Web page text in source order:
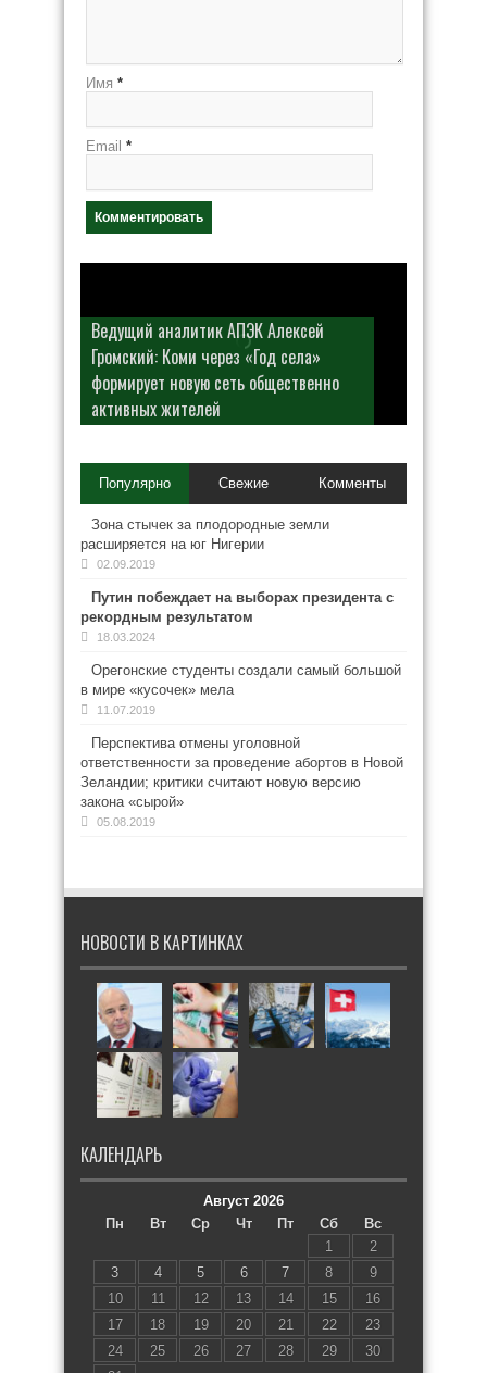
Имя *
Email *
Ведущий аналитик АПЭК Алексей
Громский: Коми через «Год села»
формирует новую сеть общественно
активных жителей
Популярно Свежие Комменты
Зона стычек за плодородные земли
расширяется на юг Нигерии
02.09.2019
Путин побеждает на выборах президента с
рекордным результатом
18.03.2024
Орегонские студенты создали самый большой
в мире «кусочек» мела
11.07.2019
Перспектива отмены уголовной
ответственности за проведение абортов в Новой
Зеландии; критики считают новую версию
закона «сырой»
05.08.2019
НОВОСТИ В КАРТИНКАХ
КАЛЕНДАРЬ
Август 2026
Пн
Вт Ср Чт Пт Сб
Вс
1
2
3
4 5 6 7 8
9
10
11 12 13 14 15
16
17
18 19 20 21 22
23
24
25 26 27 28 29
30